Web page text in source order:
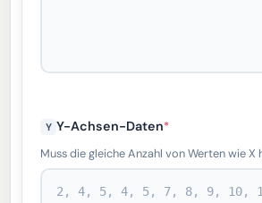
Y Y-Achsen-Daten*
Muss die gleiche Anzahl von Werten wie X